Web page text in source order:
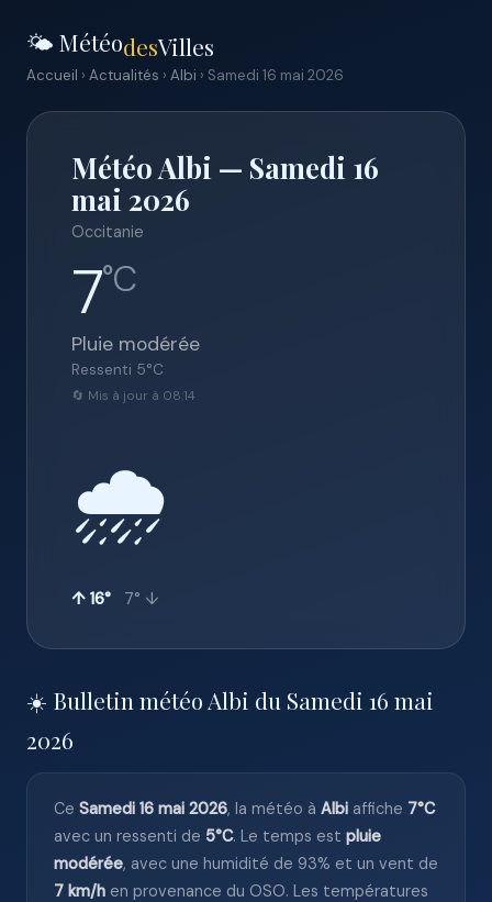
🌤️ MétéodesVilles
Accueil › Actualités › Albi › Samedi 16 mai 2026
Météo Albi — Samedi 16
mai 2026
Occitanie
7°C
Pluie modérée
Ressenti 5°C
🔄 Mis à jour à 08:14
🌧️
↑ 16° 7° ↓
☀️ Bulletin météo Albi du Samedi 16 mai
2026
Ce Samedi 16 mai 2026, la météo à Albi affiche 7°C
avec un ressenti de 5°C. Le temps est pluie
modérée, avec une humidité de 93% et un vent de
7 km/h en provenance du OSO. Les températures